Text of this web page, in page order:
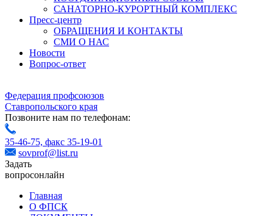
САНАТОРНО-КУРОРТНЫЙ КОМПЛЕКС
Пресс-центр
ОБРАЩЕНИЯ И КОНТАКТЫ
СМИ О НАС
Новости
Вопрос-ответ
Федерация профсоюзов
Ставропольского края
Позвоните нам по телефонам:
35-46-75, факс 35-19-01
sovprof@list.ru
Задать
вопросонлайн
Главная
О ФПСК